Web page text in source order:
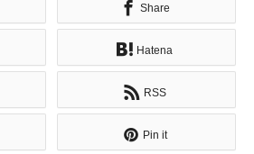
Share
Hatena
RSS
Pin it